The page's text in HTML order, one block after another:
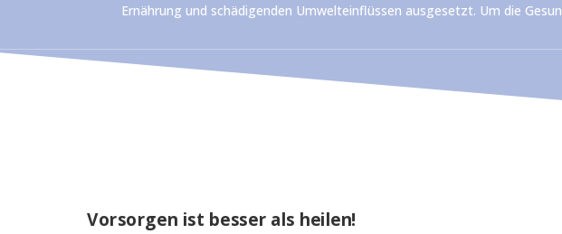
Ernährung und schädigenden Umwelteinflüssen ausgesetzt. Um die
Vorsorgen ist besser als heilen!